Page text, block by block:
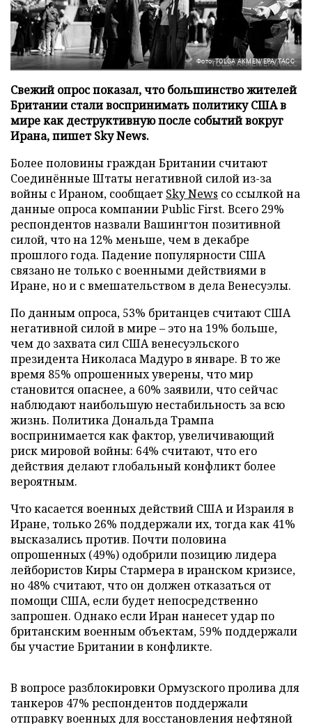
Фото: TOLGA AKMEN/EPA/ТАСС
Свежий опрос показал, что большинство жителей
Британии стали воспринимать политику США в
мире как деструктивную после событий вокруг
Ирана, пишет Sky News.
Более половины граждан Британии считают
Соединённые Штаты негативной силой из-за
войны с Ираном, сообщает Sky News со ссылкой на
данные опроса компании Public First. Всего 29%
респондентов назвали Вашингтон позитивной
силой, что на 12% меньше, чем в декабре
прошлого года. Падение популярности США
связано не только с военными действиями в
Иране, но и с вмешательством в дела Венесуэлы.
По данным опроса, 53% британцев считают США
негативной силой в мире – это на 19% больше,
чем до захвата сил США венесуэльского
президента Николаса Мадуро в январе. В то же
время 85% опрошенных уверены, что мир
становится опаснее, а 60% заявили, что сейчас
наблюдают наибольшую нестабильность за всю
жизнь. Политика Дональда Трампа
воспринимается как фактор, увеличивающий
риск мировой войны: 64% считают, что его
действия делают глобальный конфликт более
вероятным.
Что касается военных действий США и Израиля в
Иране, только 26% поддержали их, тогда как 41%
высказались против. Почти половина
опрошенных (49%) одобрили позицию лидера
лейбористов Киры Стармера в иранском кризисе,
но 48% считают, что он должен отказаться от
помощи США, если будет непосредственно
запрошен. Однако если Иран нанесет удар по
британским военным объектам, 59% поддержали
бы участие Британии в конфликте.
В вопросе разблокировки Ормузского пролива для
танкеров 47% респондентов поддержали
отправку военных для восстановления нефтяной